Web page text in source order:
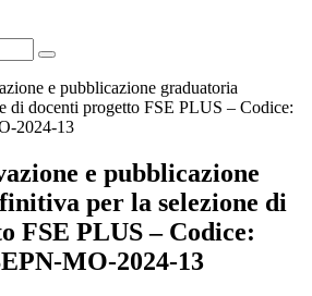
e pubblicazione graduatoria
di docenti progetto FSE PLUS – Codice:
2024-13
e pubblicazione
per la selezione di
FSE PLUS – Codice:
MO-2024-13